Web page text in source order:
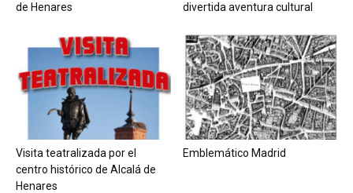
de Henares
divertida aventura cultural
Visita teatralizada por el
centro histórico de Alcalá de
Henares
Emblemático Madrid